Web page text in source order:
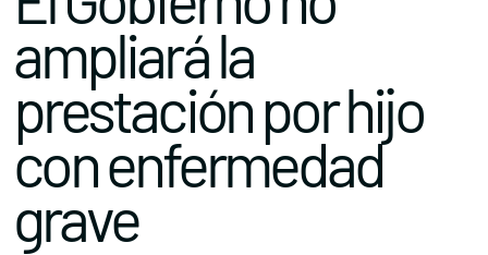
ampliará la
prestación por hijo
con enfermedad
grave